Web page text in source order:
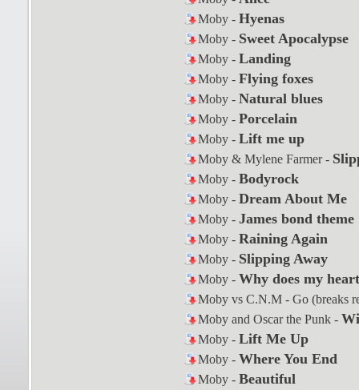
Moby - Hyenas
Moby - Sweet Apocalypse
Moby - Landing
Moby - Flying foxes
Moby - Natural blues
Moby - Porcelain
Moby - Lift me up
Moby & Mylene Farmer -
Moby - Bodyrock
Moby - Dream About Me
Moby - James bond theme
Moby - Raining Again
Moby - Slipping Away
Moby - Why does my
Moby vs C.N.M - Go (breaks
Moby and Oscar the Punk -
Moby - Lift Me Up
Moby - Where You End
Moby - Beautiful